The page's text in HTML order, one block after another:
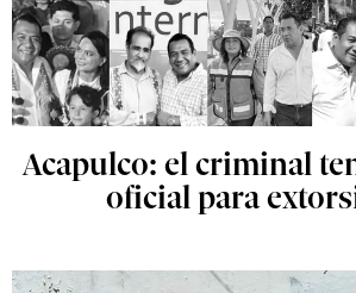
Acapulco: el criminal
oficial para